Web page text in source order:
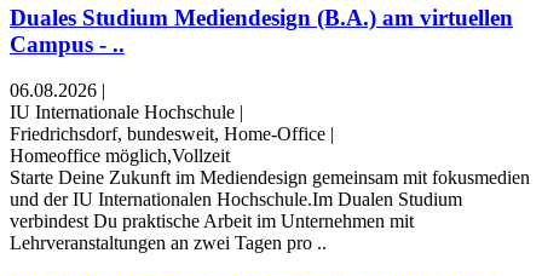
Duales Studium Mediendesign (B.A.) am virtuellen
Campus - ..
06.08.2026 |
IU Internationale Hochschule |
Friedrichsdorf, bundesweit, Home-Office |
Homeoffice möglich,Vollzeit
Starte Deine Zukunft im Mediendesign gemeinsam mit fokusmedien
und der IU Internationalen Hochschule.Im Dualen Studium
verbindest Du praktische Arbeit im Unternehmen mit
Lehrveranstaltungen an zwei Tagen pro ..